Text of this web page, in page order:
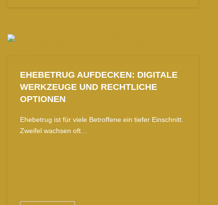
EHEBETRUG AUFDECKEN: DIGITALE
WERKZEUGE UND RECHTLICHE
OPTIONEN
Ehebetrug ist für viele Betroffene ein tiefer Einschnitt.
Zweifel wachsen oft…